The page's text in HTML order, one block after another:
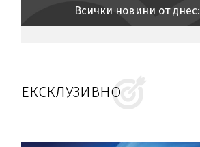
Всички новини от днес:
ЕКСКЛУЗИВНО